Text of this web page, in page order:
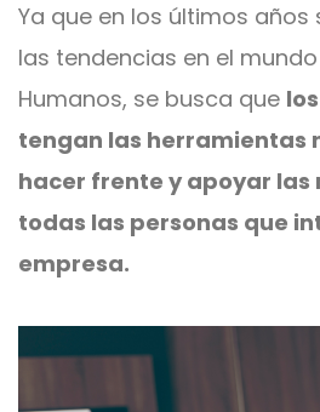
Ya que en los últimos años
las tendencias en el
Humanos, se busca que
tengan las herramientas
hacer frente y apoyar las
todas las personas que
empresa.